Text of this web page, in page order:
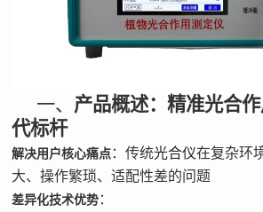
一、 产品概述：精准光合
代标杆
解决用户核心痛点 ：传统光合仪在复杂环
大、操作繁琐、适配性差的问题
差异化技术优势 ：